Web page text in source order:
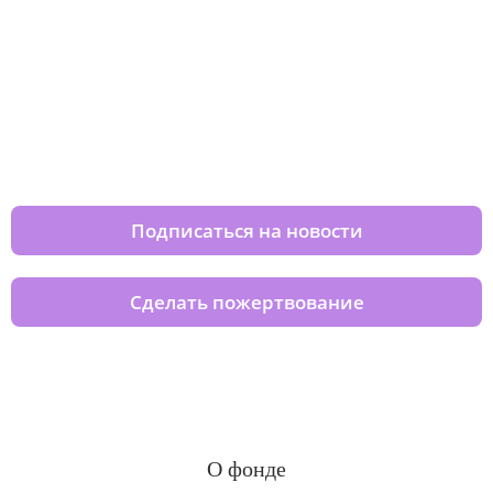
Подписаться на новости
Сделать пожертвование
О фонде